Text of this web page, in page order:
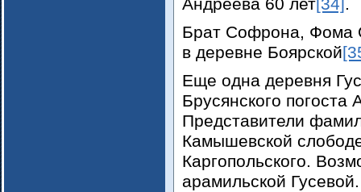
Андреева 60 лет[34].
Брат Софрона, Фома
в деревне Боярской
Еще одна деревня
Брусянского
Представители
Камышевской
Каргопольского.
арамильской Гусевой.